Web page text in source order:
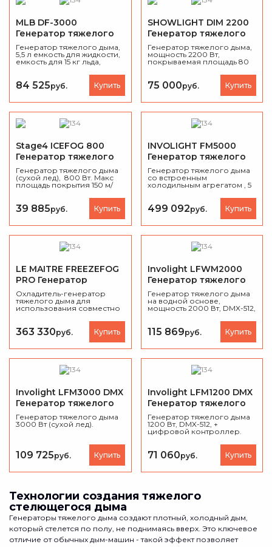
MLB DF-3000
Генератор тяжелого
дыма
Генератор тяжелого дыма,
5,5 л емкость для жидкости,
емкость для 15 кг льда,
управление DMX-512,
контроль выхода дыма и
таймер, время нагрева 10
84 525руб. Купить
SHOWLIGHT DIM 2200
Генератор тяжелого
дыма
Генератор тяжелого дыма,
мощность 2200 Вт,
покрываемая площадь 80
75 000руб. Купить
Stage4 ICEFOG 800
Генератор тяжелого
дыма
Генератор тяжелого дыма
(сухой лед), 800 Вт. Макс
площадь покрытия 150 м/
нагрев 3 мин. Непрерывная
подача дыма. Расход дым-
жидкости 15 мл/мин. Емкость
для дым-жидкости 1л.
Емкость для льда 2,5кг.
DMX512 (1 канал), панель на
корпусе, проводной ПДУ.
Таймер, непрерывный
уровня дым-жидкости. LCD-
дисплей.
39 885руб. Купить
INVOLIGHT FM5000
Генератор тяжелого
дыма
Генератор тяжелого дыма
со встроенным
холодильным агрегатом , 5
499 092руб. Купить
LE MAITRE FREEZEFOG
PRO Генератор
тяжелого дыма
Охладитель-генератор
тяжелого дыма для
использования совместно
действия - диффузия с
СО-2
363 330руб. Купить
Involight LFWM2000
Генератор тяжелого
дыма
Генератор тяжелого дыма
на водной основе,
мощность 2000 Вт, DMX-512,
115 869руб. Купить
Involight LFM3000 DMX
Генератор тяжелого
дыма
Генератор тяжелого дыма
3000 Вт (сухой лед).
109 725руб. Купить
Involight LFM1200 DMX
Генератор тяжелого
дыма
Генератор тяжелого дыма
1200 Вт, DMX-512, +
цифровой контроллер.
71 060руб. Купить
Технологии создания тяжелого
стелющегося дыма
Генераторы тяжелого дыма создают плотный, холодный дым,
который стелется по полу, не поднимаясь вверх. Это ключевое
отличие от обычных дым-машин - такой эффект позволяет